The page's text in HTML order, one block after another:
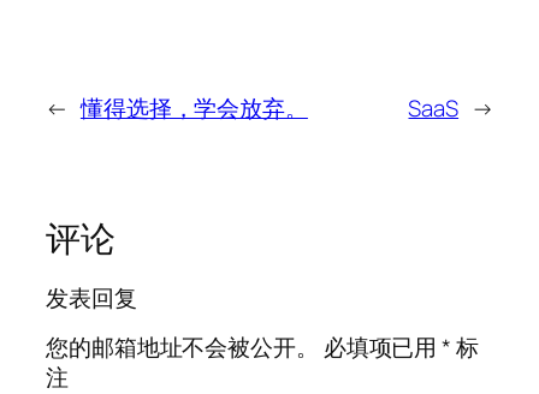
← 懂得选择，学会放弃。 SaaS →
评论
发表回复
您的邮箱地址不会被公开。
必填项已用*标
注